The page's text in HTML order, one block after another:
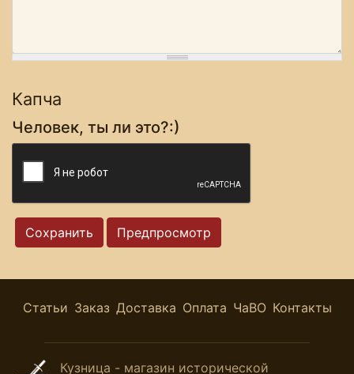
Капча
Человек, ты ли это?:)
Статьи Заказ Доставка Оплата ЧаВО Контакты
Кузница - магазин исторической